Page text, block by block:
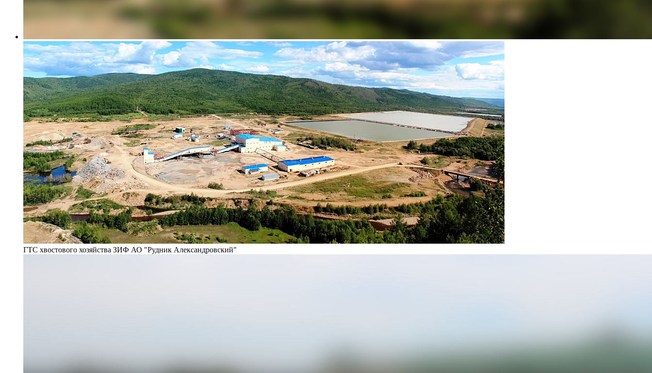
ГТС хвостового хозяйства ЗИФ АО "Рудник Александровский"